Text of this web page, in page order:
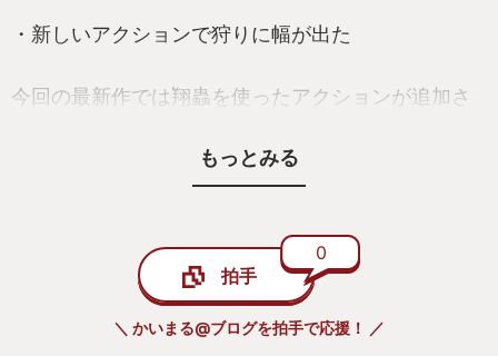
・新しいアクションで狩りに幅が出た
今回の最新作では翔蟲を使ったアクションが追加さ
縦横無尽にフィールドを駆け回り狩りをすることが
できます。爽快感が抜群でした。
た狩りを面白くさせます。モンスターVSモンスター
が豪快に攻撃し合います。大迫力な狩りも楽しめま
もっとみる
拍手
0
＼ かいまる@ブログを拍手で応援！ ／